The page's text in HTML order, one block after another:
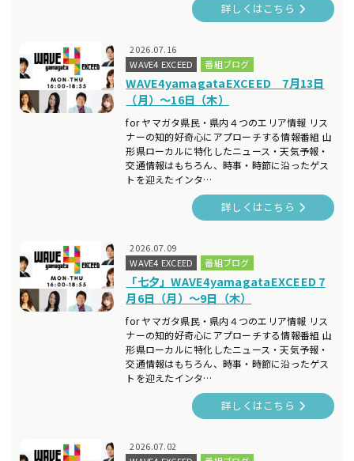
詳しくはこちら
2026.07.16
WAVE4 EXCEED
番組ブログ
WAVE4yamagataEXCEED 7月13日
（月）～16日（木）
for ヤマガタ県民・県内４つのエリア情報 リス
ナーの知的好奇心にアプローチする情報番組 山
形県ローカルに特化したニュース・天気予報・
交通情報はもちろん、時事・時節に沿ったゲス
トを迎えたインタ…
詳しくはこちら
2026.07.09
WAVE4 EXCEED
番組ブログ
「七夕」WAVE4yamagataEXCEED 7
月6日（月）～9日（木）
for ヤマガタ県民・県内４つのエリア情報 リス
ナーの知的好奇心にアプローチする情報番組 山
形県ローカルに特化したニュース・天気予報・
交通情報はもちろん、時事・時節に沿ったゲス
トを迎えたインタ…
詳しくはこちら
2026.07.02